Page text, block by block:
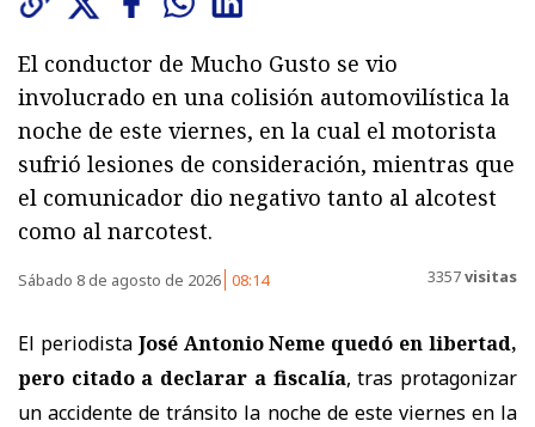
El conductor de Mucho Gusto se vio
involucrado en una colisión automovilística la
noche de este viernes, en la cual el motorista
sufrió lesiones de consideración, mientras que
el comunicador dio negativo tanto al alcotest
como al narcotest.
Sábado 8 de agosto de 2026 08:14 3357visitas
El periodista José Antonio Neme quedó en libertad,
pero citado a declarar a fiscalía, tras protagonizar
un accidente de tránsito la noche de este viernes en la